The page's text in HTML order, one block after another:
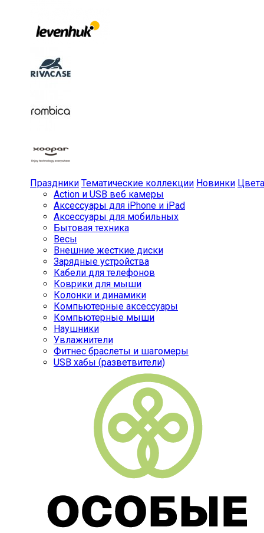
Праздники Тематические коллекции Новинки Цвета
Action и USB веб камеры
Аксессуары для iPhone и iPad
Аксессуары для мобильных
Бытовая техника
Весы
Внешние жесткие диски
Зарядные устройства
Кабели для телефонов
Коврики для мыши
Колонки и динамики
Компьютерные аксессуары
Компьютерные мыши
Наушники
Увлажнители
Фитнес браслеты и шагомеры
USB хабы (разветвители)